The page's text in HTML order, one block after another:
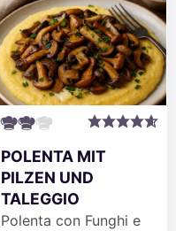
POLENTA MIT
PILZEN UND
TALEGGIO
Polenta con Funghi e